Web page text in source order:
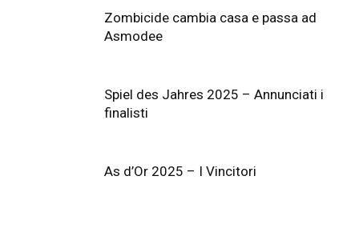
Zombicide cambia casa e passa ad
Asmodee
Spiel des Jahres 2025 – Annunciati i
finalisti
As d’Or 2025 – I Vincitori